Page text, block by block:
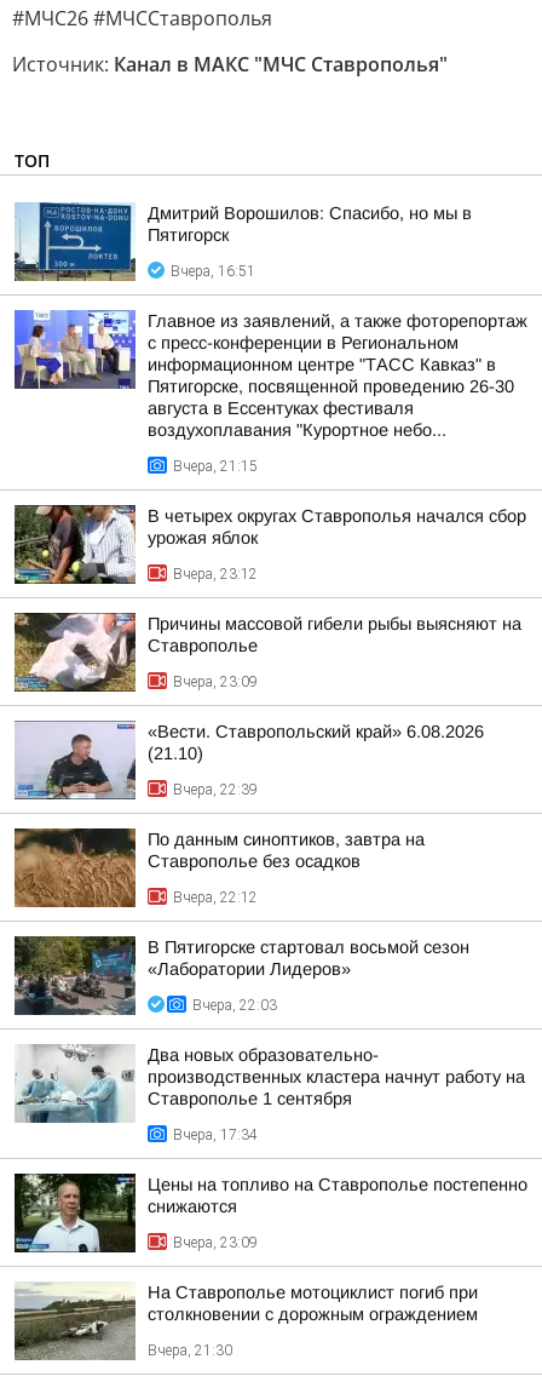
#МЧС26 #МЧССтаврополья
Источник: Канал в МАКС "МЧС Ставрополья"
ТОП
Дмитрий Ворошилов: Спасибо, но мы в
Пятигорск
Вчера, 16:51
Главное из заявлений, а также фоторепортаж
с пресс-конференции в Региональном
информационном центре "ТАСС Кавказ" в
Пятигорске, посвященной проведению 26-30
августа в Ессентуках фестиваля
воздухоплавания "Курортное небо...
Вчера, 21:15
В четырех округах Ставрополья начался сбор
урожая яблок
Вчера, 23:12
Причины массовой гибели рыбы выясняют на
Ставрополье
Вчера, 23:09
«Вести. Ставропольский край» 6.08.2026
(21.10)
Вчера, 22:39
По данным синоптиков, завтра на
Ставрополье без осадков
Вчера, 22:12
В Пятигорске стартовал восьмой сезон
«Лаборатории Лидеров»
Вчера, 22:03
Два новых образовательно-
производственных кластера начнут работу на
Ставрополье 1 сентября
Вчера, 17:34
Цены на топливо на Ставрополье постепенно
снижаются
Вчера, 23:09
На Ставрополье мотоциклист погиб при
столкновении с дорожным ограждением
Вчера, 21:30